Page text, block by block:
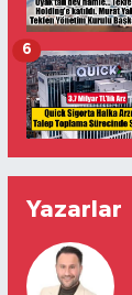
6
Yazarlar